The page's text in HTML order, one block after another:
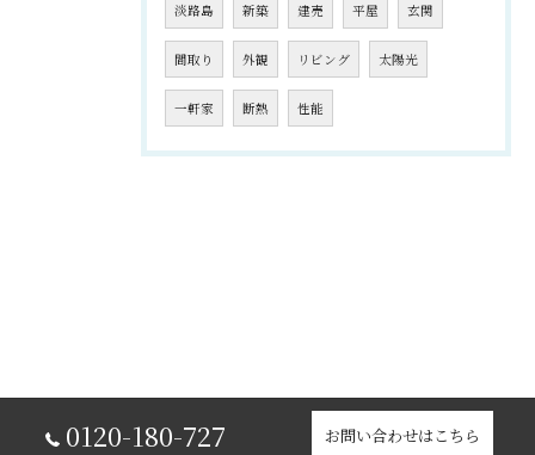
淡路島 新築 建売 平屋 玄関
間取り 外観 リビング 太陽光
一軒家 断熱 性能
0120-180-727 お問い合わせはこちら